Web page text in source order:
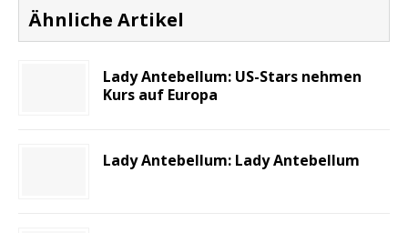
Ähnliche Artikel
Lady Antebellum: US-Stars nehmen
Kurs auf Europa
Lady Antebellum: Lady Antebellum